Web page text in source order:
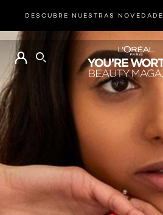
DESCUBRE NUESTRAS
BUSCAR